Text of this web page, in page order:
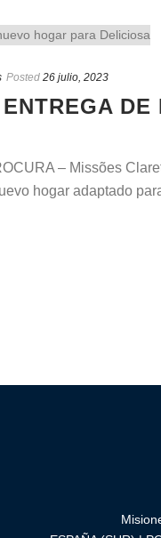
Posted 26 julio, 2023
– Missões
hogar adaptado